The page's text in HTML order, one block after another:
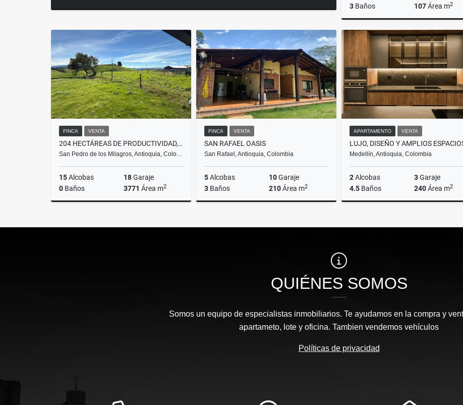
3 Baños 107Área m2
$990.000.000
FINCA VENTA
204 HECTÁREAS DE PRODUCTIVIDAD, RENTABILIDAD Y POTENCIAL DE INVERSIÓN
San Pedro de los Milagros, Antioquia, Colo…
15Alcobas 18Garaje
0 Baños 3771 Área m2
$24.000.000.000
FINCA VENTA
SAN RAFAEL OASIS
San Rafael, Antioquia, Colombia
5Alcobas 10Garaje
3 Baños 210Área m2
$1.100.000.000
APARTAMENTO VENTA
Medellín, Antioquia, Colombia
2Alcobas 3Garaje
4.5 Baños 240Área m2
$2.690.000.000
QUIÉNES SOMOS
Somos un equipo de especialistas inmobiliarios. Te ayudamos en la compra y
apartameto, lote y oficina. Tambien vendemos vehículos
Políticas de privacidad